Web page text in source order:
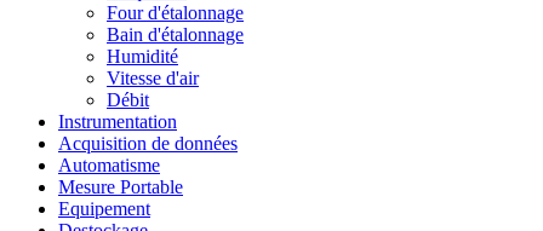
Four d'étalonnage
Bain d'étalonnage
Humidité
Vitesse d'air
Débit
Instrumentation
Acquisition de données
Automatisme
Mesure Portable
Equipement